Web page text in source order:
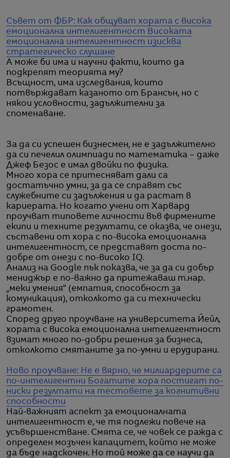
Съвет от ФБР: Как общуват хората с висока
емоционална интелигентност Високата
емоционална интелигентност изисква
стратегическо слушане
А може би има и научни факти, които да
подкрепят теорията му?
Всъщност, има изследвания, които
потвърждават казаното от Брансън, но с
някои условности, задължителни за
споменаване.
За да си успешен бизнесмен, не е задължително
да си печелил олимпиади по математика – даже
Джеф Безос е имал двойки по физика.
Много хора се притесняват дали са
достатъчно умни, за да се справят със
служебните си задължения и да растат в
кариерата. Но когато учени от Харвард
проучват типовете личности във фирмените
екипи и техните резултати, се оказва, че онези,
съставени от хора с по-висока емоционална
интелигентност, се представят доста по-
добре от онези с по-високо IQ.
Анализ на Google пък показва, че за да си добър
мениджър е по-важно да притежаваш т.нар.
„меки умения“ (емпатия, способност за
комуникация), отколкото да си технически
грамотен.
Според друго проучване на университета Йейл,
хората с висока емоционална интелигентност
взимат много по-добри решения за бизнеса,
отколкото смятаните за по-умни и ерудирани.
Ново проучване: Не е вярно, че милиардерите са
по-интелигентни Богатите хора постигат по-
ниски резултати на тестовете за когнитивни
способности
Най-важният аспект за емоционалната
интелигентност е, че тя подлежи повече на
усъвършенстване. Смята се, че човек се ражда с
определен мозъчен капацитет, който не може
да бъде надскочен. Но той може да се научи да